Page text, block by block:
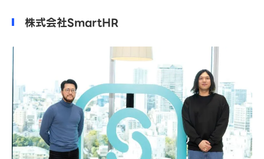
株式会社SmartHR